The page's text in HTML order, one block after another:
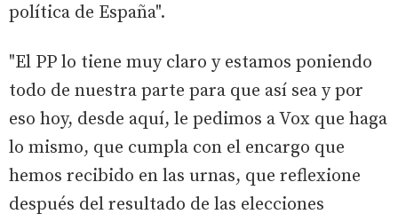
política de España".
"El PP lo tiene muy claro y estamos poniendo
todo de nuestra parte para que así sea y por
eso hoy, desde aquí, le pedimos a Vox que haga
lo mismo, que cumpla con el encargo que
hemos recibido en las urnas, que reflexione
después del resultado de las elecciones